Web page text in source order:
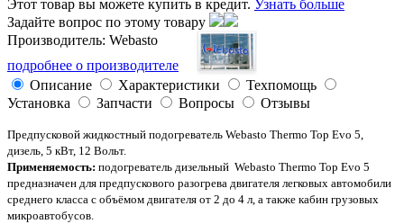
Этот товар вы можете купить в кредит. Узнать больше
Задайте вопрос по этому товару
Производитель: Webasto
подробнее о производителе
Описание
Характеристики
Техпомощь
Установка
Запчасти Вопросы Отзывы
Предпусковой жидкостный подогреватель Webasto Thermo Top Evo 5,
дизель, 5 кВт, 12 Вольт.
Применяемость: подогреватель дизельный Webasto Thermo Top Evo 5
предназначен для предпускового разогрева двигателя легковых автомобили
среднего класса с объёмом двигателя от 2 до 4 л, а также кабин грузовых
микроавтобусов.